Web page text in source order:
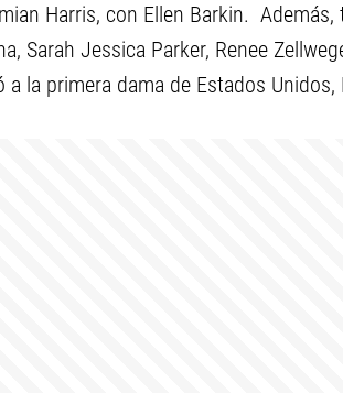
Harris, con Ellen Barkin.
Sarah Jessica Parker, Renee
a la primera dama de Estados Unidos,